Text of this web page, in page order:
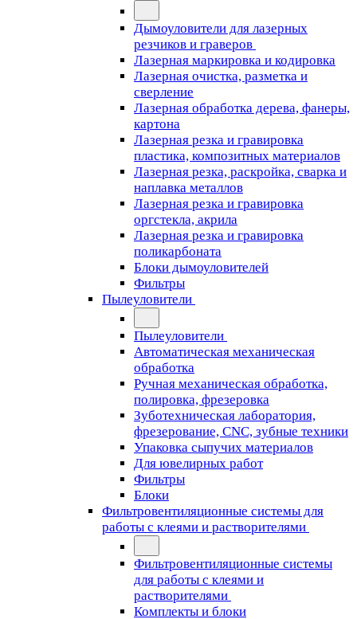
Дымоуловители для лазерных
резчиков и граверов
Лазерная маркировка и кодировка
Лазерная очистка, разметка и
сверление
Лазерная обработка дерева, фанеры,
картона
Лазерная резка и гравировка
пластика, композитных материалов
Лазерная резка, раскройка, сварка и
наплавка металлов
Лазерная резка и гравировка
оргстекла, акрила
Лазерная резка и гравировка
поликарбоната
Блоки дымоуловителей
Фильтры
Пылеуловители
Пылеуловители
Автоматическая механическая
обработка
Ручная механическая обработка,
полировка, фрезеровка
Зуботехническая лаборатория,
фрезерование, CNC, зубные техники
Упаковка сыпучих материалов
Для ювелирных работ
Фильтры
Блоки
Фильтровентиляционные системы для
работы с клеями и растворителями
Фильтровентиляционные системы
для работы с клеями и
растворителями
Комплекты и блоки